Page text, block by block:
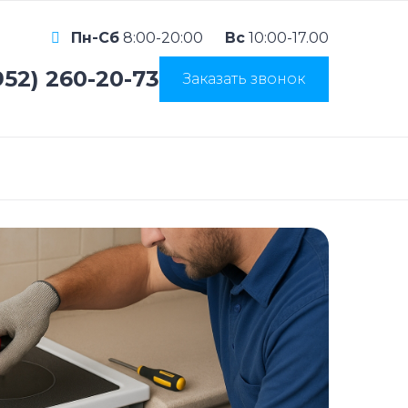
Пн-Сб 8:00-20:00 Вс 10:00-17.00
260-20-73 Заказать звонок